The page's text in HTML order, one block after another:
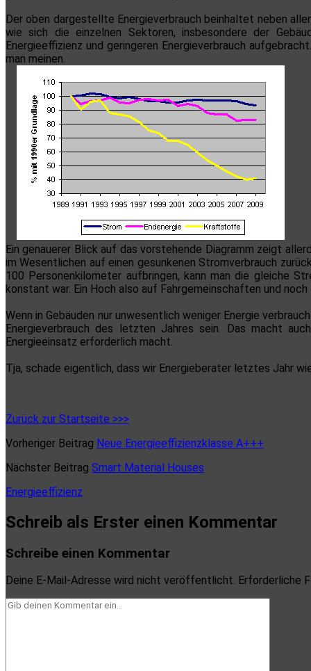
Der oben dargestellte Energieverbrauch beinhaltet neben
wie sich die einzelnen Sektoren, insbesondere der
Energieeffizienz und geringeren Energieverbrauch
man meinen.
Ein genauerer Blick auf das vorstehende Diagramm zeigt
im Wesentlichen auf einen gesunkenen Stromverbrauch
100 Personenkilometer aufbringen, kann man die gleiche
konstant war. Ein Hoch also auf Fahrgemeinschaften und noch
Wenn in Gebäuden nur unwesentlich weniger Energie
Energieverbrauch des letzten Jahres sein. Das macht
Energieeinsatz erforderlich macht.
Tja, schade eigentlich, dass wir Energieberater letztes Jahr
Zurück zur Startseite >>>
Vorheriger Beitrag Neue Energieeffizienzklasse A+++
Nächster Beitrag Smart Material Houses
Energieeffizienz
Schreib als Erster einen Kommentar
Schreibe einen Kommentar
Deine E-Mail-Adresse wird nicht veröffentlicht. Erforderliche
Dein